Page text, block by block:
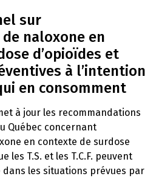
sur
naloxone en
d’opioïdes et
à l’intention
en consomment
à jour les recommandations
Québec concernant
en contexte de surdose
les T.S. et les T.C.F. peuvent
les situations prévues par